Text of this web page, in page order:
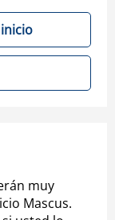
muy
Mascus.